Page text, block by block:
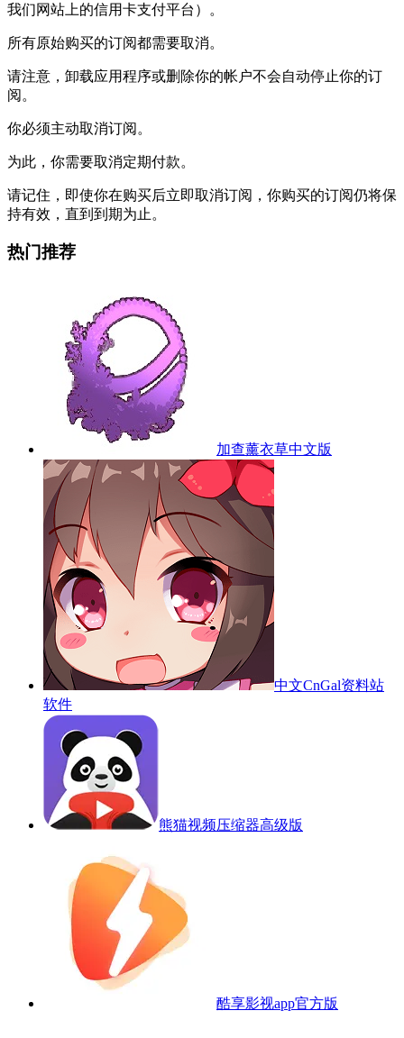
我们网站上的信用卡支付平台）。
所有原始购买的订阅都需要取消。
请注意，卸载应用程序或删除你的帐户不会自动停止你的订
阅。
你必须主动取消订阅。
为此，你需要取消定期付款。
请记住，即使你在购买后立即取消订阅，你购买的订阅仍将保
持有效，直到到期为止。
热门推荐
加查薰衣草中文版
中文CnGal资料站
软件
熊猫视频压缩器高级版
酷享影视app官方版